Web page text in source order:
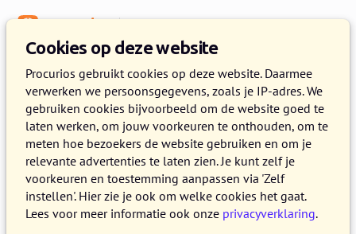
Cookies op deze website
Procurios gebruikt cookies op deze website. Daarmee
verwerken we persoonsgegevens, zoals je IP-adres. We
gebruiken cookies bijvoorbeeld om de website goed te
laten werken, om jouw voorkeuren te onthouden, om te
meten hoe bezoekers de website gebruiken en om je
relevante advertenties te laten zien. Je kunt zelf je
voorkeuren en toestemming aanpassen via 'Zelf
instellen'. Hier zie je ook om welke cookies het gaat.
Lees voor meer informatie ook onze privacyverklaring.
WEBLOG
Artikelen over Insights